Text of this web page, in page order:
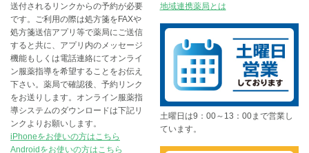
送付されるリンクからの予約が必要
です。ご利用の際は処方箋をFAXや
処方箋送信アプリ等で薬局にご送信
すると共に、アプリ内のメッセージ
機能もしくは電話連絡にてオンライ
ン服薬指導を希望することをお伝え
下さい。薬局で確認後、予約リンク
をお送りします。オンライン服薬指
導システムのダウンロードは下記リ
ンクよりお願いします。
iPhoneをお使いの方はこちら
Androidをお使いの方はこちら
地域連携薬局とは
土曜日は9：00～13：00まで営業し
ています。